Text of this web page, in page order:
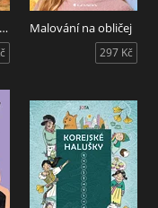
s umělou pryskyřicí Malování na obličej
297 Kč